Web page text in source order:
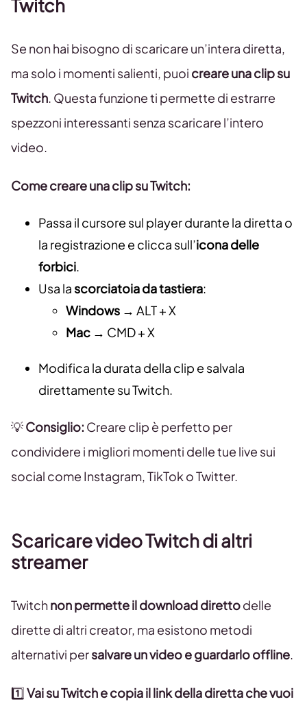
Twitch
Se non hai bisogno di scaricare un’intera diretta,
ma solo i momenti salienti, puoi creare una clip su
Twitch. Questa funzione ti permette di estrarre
spezzoni interessanti senza scaricare l’intero
video.
Come creare una clip su Twitch:
Passa il cursore sul player durante la diretta o
la registrazione e clicca sull’icona delle
forbici.
Usa lascorciatoia da tastiera:
Windows → ALT + X
Mac → CMD + X
Modifica la durata della clip e salvala
direttamente su Twitch.
💡Consiglio: Creare clip è perfetto per
condividere i migliori momenti delle tue live sui
social come Instagram, TikTok o Twitter.
Scaricare video Twitch di altri
streamer
Twitchnon permette il download direttodelle
dirette di altri creator, ma esistono metodi
alternativi persalvare un video e guardarlo offline.
1️⃣Vai su Twitch e copia il link della diretta che vuoi